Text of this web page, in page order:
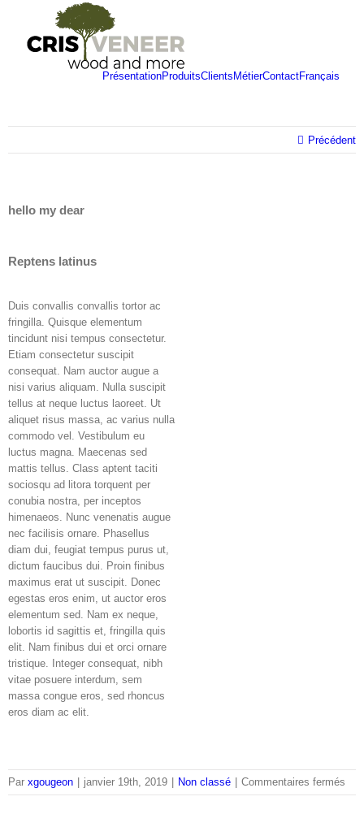
content
PrésentationProduitsClients MétierContactFrançais
Précédent
hello my dear
Reptens latinus
Duis convallis convallis tortor ac
fringilla. Quisque elementum
tincidunt nisi tempus consectetur.
Etiam consectetur suscipit
consequat. Nam auctor augue a
nisi varius aliquam. Nulla suscipit
tellus at neque luctus laoreet. Ut
aliquet risus massa, ac varius nulla
commodo vel. Vestibulum eu
luctus magna. Maecenas sed
mattis tellus. Class aptent taciti
sociosqu ad litora torquent per
conubia nostra, per inceptos
himenaeos. Nunc venenatis augue
nec facilisis ornare. Phasellus
diam dui, feugiat tempus purus ut,
dictum faucibus dui. Proin finibus
maximus erat ut suscipit. Donec
egestas eros enim, ut auctor eros
elementum sed. Nam ex neque,
lobortis id sagittis et, fringilla quis
elit. Nam finibus dui et orci ornare
tristique. Integer consequat, nibh
vitae posuere interdum, sem
massa congue eros, sed rhoncus
eros diam ac elit.
Par xgougeon janvier 19th, 2019 Non classé Commentaires fermés